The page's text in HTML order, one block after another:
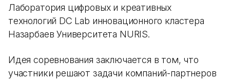
Лаборатория цифровых и креативных
технологий DC Lab инновационного кластера
Назарбаев Университета NURIS.
Идея соревнования заключается в том, что
участники решают задачи компаний-партнеров